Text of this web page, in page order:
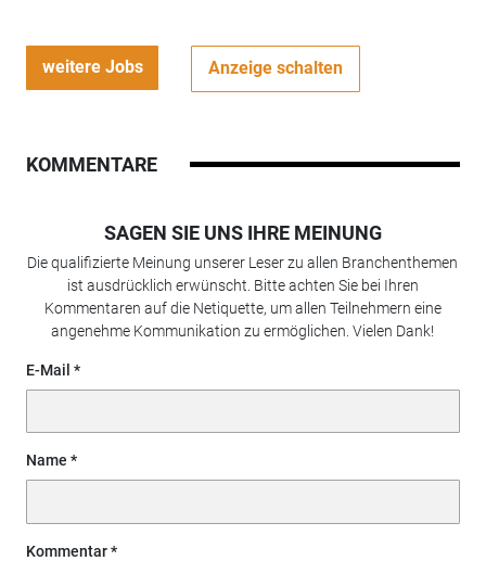
weitere Jobs Anzeige schalten
KOMMENTARE
SAGEN SIE UNS IHRE MEINUNG
Die qualifizierte Meinung unserer Leser zu allen Branchenthemen
ist ausdrücklich erwünscht. Bitte achten Sie bei Ihren
Kommentaren auf die Netiquette, um allen Teilnehmern eine
angenehme Kommunikation zu ermöglichen. Vielen Dank!
E-Mail
Name
Kommentar